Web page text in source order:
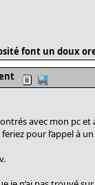
font un doux
avec mon pc
pour l’appel à